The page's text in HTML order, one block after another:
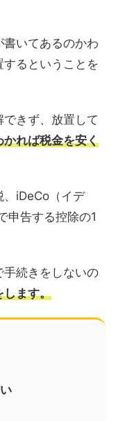
いてあるのかわ
るということを
きず、放置して
れば税金を安く
、iDeCo（イデ
申告する控除の1
続きをしないの
します。